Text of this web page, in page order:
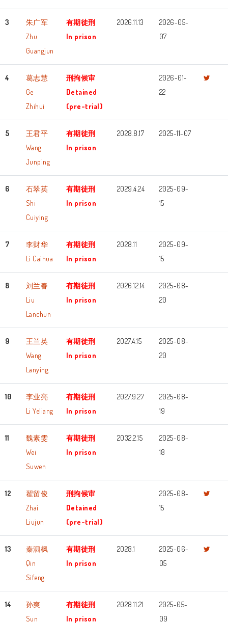
3
朱广军
Zhu
Guangjun
有期徒刑
In prison
2026.11.13
2026-05-
07
4
葛志慧
Ge
Zhihui
刑拘候审
Detained
(pre-trial)
2026-01-
22
5
王君平
Wang
Junping
有期徒刑
In prison
2028.8.17 2025-11-07
6
石翠英
Shi
Cuiying
有期徒刑
In prison
2029.4.24
2025-09-
15
7
李财华
Li Caihua
有期徒刑
In prison
2028.11
2025-09-
15
8
刘兰春
Liu
Lanchun
有期徒刑
In prison
2026.12.14
2025-08-
20
9
王兰英
Wang
Lanying
有期徒刑
In prison
2027.4.15
2025-08-
20
10
李业亮
Li Yeliang
有期徒刑
In prison
2027.9.27
2025-08-
19
11
魏素雯
Wei
Suwen
有期徒刑
In prison
2032.2.15
2025-08-
18
12
翟留俊
Zhai
Liujun
刑拘候审
Detained
(pre-trial)
2025-08-
15
13
秦泗枫
Qin
Sifeng
有期徒刑
In prison
2028.1
2025-06-
05
14
孙爽
Sun
有期徒刑
In prison
2028.11.21
2025-05-
09